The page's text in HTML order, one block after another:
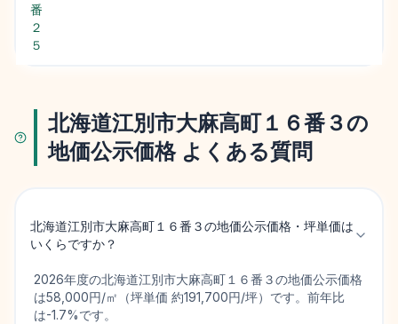
番
２
５
北海道江別市大麻高町１６番３の
地価公示価格 よくある質問
北海道江別市大麻高町１６番３の地価公示価格・坪単価は
いくらですか？
2026年度の北海道江別市大麻高町１６番３の地価公示価格
は58,000円/㎡（坪単価 約191,700円/坪）です。前年比
は-1.7%です。